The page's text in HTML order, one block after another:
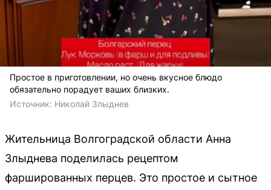
Простое в приготовлении, но очень вкусное блюдо
обязательно порадует ваших близких.
Источник: Николай Злыднев
Жительница Волгоградской области Анна
Злыднева поделилась рецептом
фаршированных перцев. Это простое и сытное